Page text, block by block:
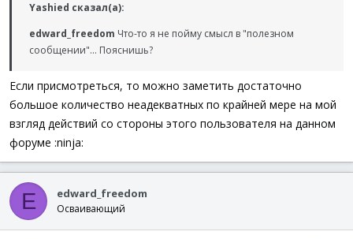
Yashied сказал(а):
edward_freedom Что-то я не пойму смысл в "полезном
сообщении"... Пояснишь?
Если присмотреться, то можно заметить достаточно
большое количество неадекватных по крайней мере на мой
взгляд действий со стороны этого пользователя на данном
форуме :ninja:
E edward_freedom
Осваивающий